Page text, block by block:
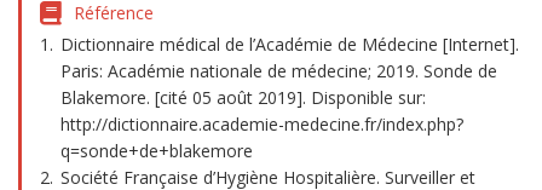
Référence
Dictionnaire médical de l’Académie de Médecine [Internet].
Paris: Académie nationale de médecine; 2019. Sonde de
Blakemore. [cité 05 août 2019]. Disponible sur:
http://dictionnaire.academie-medecine.fr/index.php?
q=sonde+de+blakemore
Société Française d’Hygiène Hospitalière. Surveiller et